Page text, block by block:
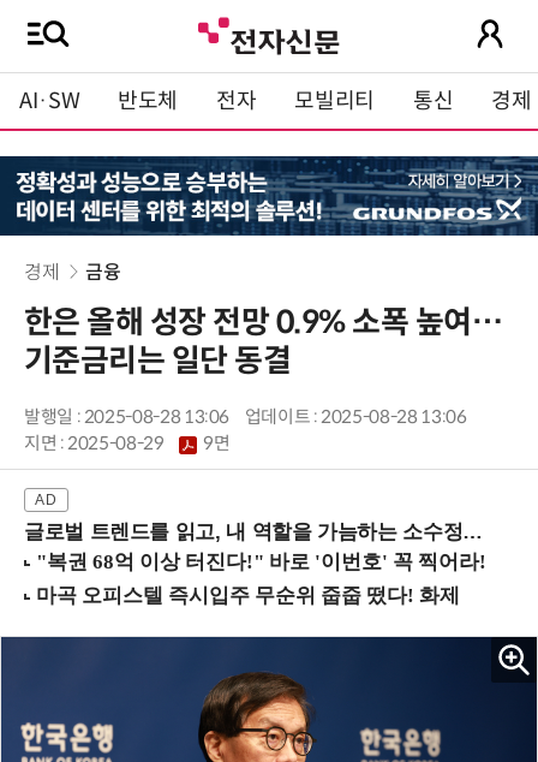
AI·SW 반도체 전자 모빌리티 통신 경제
경제 금융
한은 올해 성장 전망 0.9% 소폭 높여…
기준금리는 일단 동결
발행일 : 2025-08-28 13:06
업데이트 : 2025-08-28 13:06
지면 :2025-08-29 9면
글로벌 트렌드를 읽고, 내 역할을 가늠하는 소수정예 실습 워크숍 (8/28 신논현역)